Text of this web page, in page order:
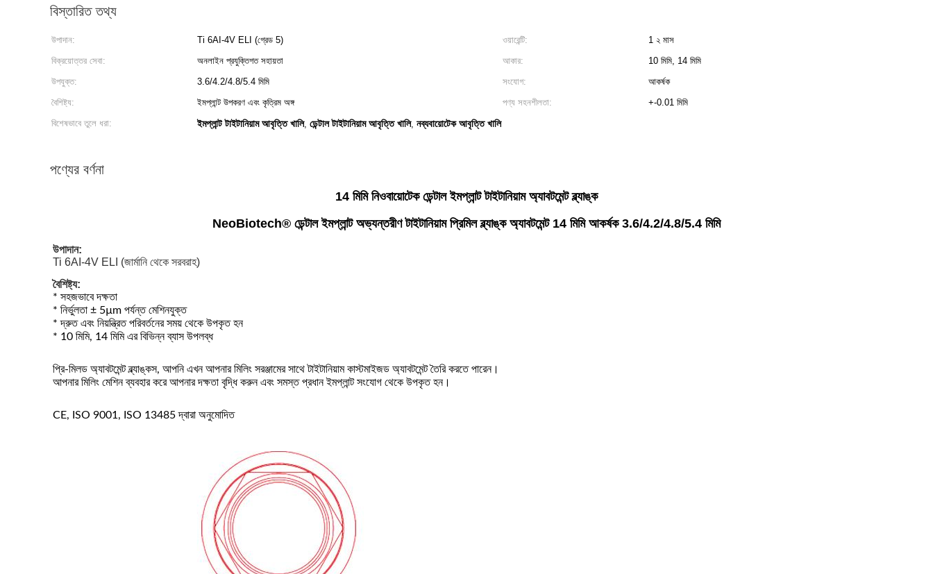
বিস্তারিত তথ্য
উপাদান: Ti 6AI-4V ELI (গ্রেড 5) ওয়ারেন্টি:
1 ২ মাস
বিক্রয়োত্তর সেবা:
অনলাইন প্রযুক্তিগত সহায়তা আকার:
10 মিমি, 14 মিমি
উপযুক্ত:
3.6/4.2/4.8/5.4 মিমি সংযোগ:
আকর্ষক
বৈশিষ্ট্য:
ইমপ্লান্ট উপকরণ এবং কৃত্রিম অঙ্গ পণ্য সহনশীলতা:
+-0.01 মিমি
বিশেষভাবে তুলে ধরা:
ইমপ্লান্ট টাইটানিয়াম আবৃত্তি খালি, ডেন্টাল টাইটানিয়াম আবৃত্তি খালি, নব্যবায়োটেক আবৃত্তি খালি
পণ্যের বর্ণনা
14 মিমি নিওবায়োটেক ডেন্টাল ইমপ্লান্ট টাইটানিয়াম অ্যাবটমেন্ট ব্ল্যাঙ্ক
NeoBiotech® ডেন্টাল ইমপ্লান্ট অভ্যন্তরীণ টাইটানিয়াম প্রিমিল ব্ল্যাঙ্ক অ্যাবটমেন্ট 14 মিমি আকর্ষক 3.6/4.2/4.8/5.4 মিমি
উপাদান:
Ti 6AI-4V ELI (জার্মানি থেকে সরবরাহ)
বৈশিষ্ট্য:
* সহজভাবে দক্ষতা
* নির্ভুলতা ± 5µm পর্যন্ত মেশিনযুক্ত
* দ্রুত এবং নিয়ন্ত্রিত পরিবর্তনের সময় থেকে উপকৃত হন
* 10 মিমি, 14 মিমি এর বিভিন্ন ব্যাস উপলব্ধ
প্রি-মিলড অ্যাবটমেন্ট ব্ল্যাঙ্কস, আপনি এখন আপনার মিলিং সরঞ্জামের সাথে টাইটানিয়াম কাস্টমাইজড অ্যাবটমেন্ট তৈরি করতে পারেন।
আপনার মিলিং মেশিন ব্যবহার করে আপনার দক্ষতা বৃদ্ধি করুন এবং সমস্ত প্রধান ইমপ্লান্ট সংযোগ থেকে উপকৃত হন।
CE, ISO 9001, ISO 13485 দ্বারা অনুমোদিত